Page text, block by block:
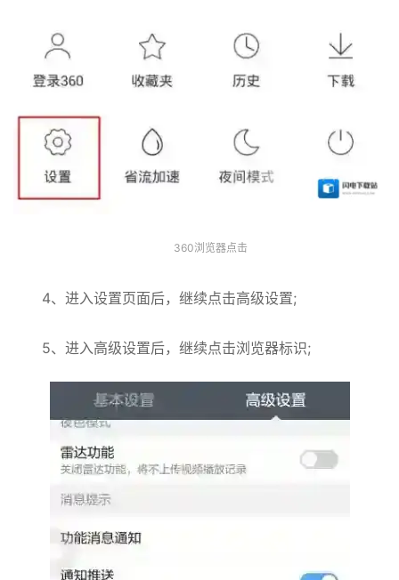
360浏览器点击
4、进入设置页面后，继续点击高级设置;
5、进入高级设置后，继续点击浏览器标识;